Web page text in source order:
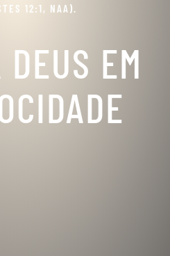
12:1, NAA).
EM